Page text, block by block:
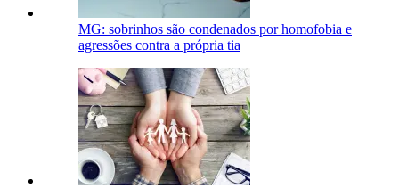
MG: sobrinhos são condenados por homofobia e
agressões contra a própria tia